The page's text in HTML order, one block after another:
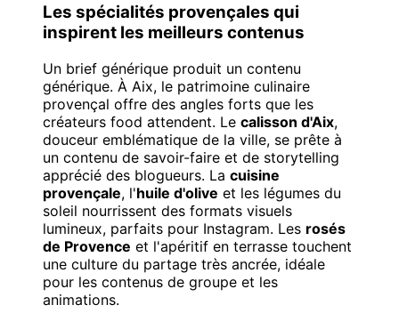
Les spécialités provençales qui
inspirent les meilleurs contenus
Un brief générique produit un contenu
générique. À Aix, le patrimoine culinaire
provençal offre des angles forts que les
créateurs food attendent. Le calisson d'Aix,
douceur emblématique de la ville, se prête à
un contenu de savoir-faire et de storytelling
apprécié des blogueurs. La cuisine
provençale, l'huile d'olive et les légumes du
soleil nourrissent des formats visuels
lumineux, parfaits pour Instagram. Les rosés
de Provence et l'apéritif en terrasse touchent
une culture du partage très ancrée, idéale
pour les contenus de groupe et les
animations.